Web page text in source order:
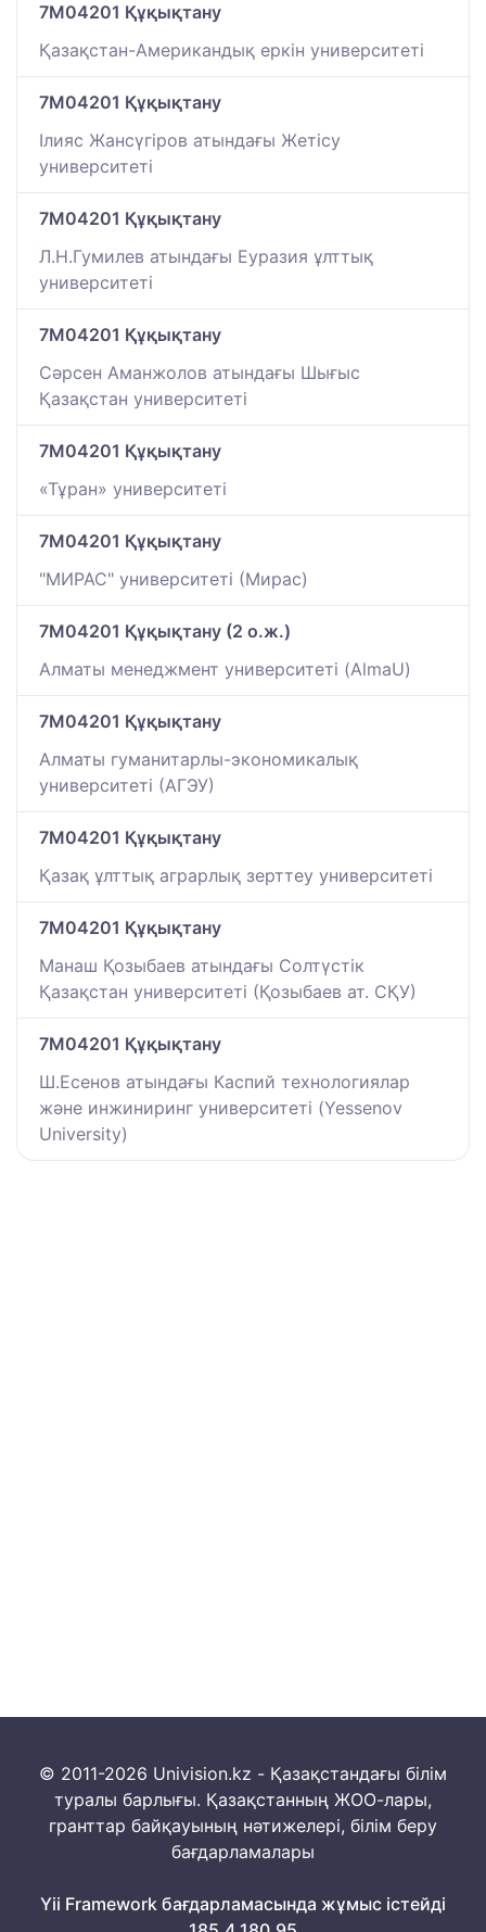
7M04201 Құқықтану
Қазақстан-Американдық еркін университеті
7M04201 Құқықтану
Ілияс Жансүгіров атындағы Жетісу
университеті
7M04201 Құқықтану
Л.Н.Гумилев атындағы Еуразия ұлттық
университеті
7M04201 Құқықтану
Сәрсен Аманжолов атындағы Шығыс
Қазақстан университеті
7M04201 Құқықтану
«Тұран» университеті
7M04201 Құқықтану
"МИРАС" университеті (Мирас)
7M04201 Құқықтану (2 о.ж.)
Алматы менеджмент университеті (AlmaU)
7M04201 Құқықтану
Алматы гуманитарлы-экономикалық
университеті (АГЭУ)
7M04201 Құқықтану
Қазақ ұлттық аграрлық зерттеу университеті
7M04201 Құқықтану
Манаш Қозыбаев атындағы Солтүстік
Қазақстан университеті (Қозыбаев ат. СҚУ)
7M04201 Құқықтану
Ш.Есенов атындағы Каспий технологиялар
және инжиниринг университеті (Yessenov
University)
© 2011-2026 Univision.kz - Қазақстандағы білім
туралы барлығы. Қазақстанның ЖОО-лары,
гранттар байқауының нәтижелері, білім беру
бағдарламалары
Yii Framework бағдарламасында жұмыс істейді